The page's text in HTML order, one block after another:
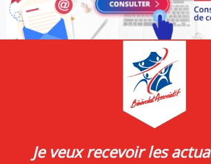
Je veux recevoir les